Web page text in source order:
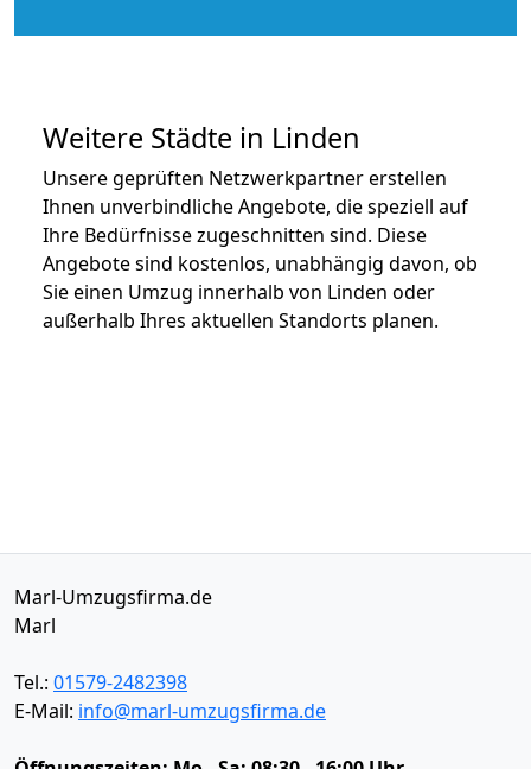
Weitere Städte in Linden
Unsere geprüften Netzwerkpartner erstellen
Ihnen unverbindliche Angebote, die speziell auf
Ihre Bedürfnisse zugeschnitten sind. Diese
Angebote sind kostenlos, unabhängig davon, ob
Sie einen Umzug innerhalb von Linden oder
außerhalb Ihres aktuellen Standorts planen.
Marl-Umzugsfirma.de
Marl
Tel.: 01579-2482398
E-Mail: info@marl-umzugsfirma.de